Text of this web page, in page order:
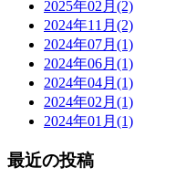
2025年02月(2)
2024年11月(2)
2024年07月(1)
2024年06月(1)
2024年04月(1)
2024年02月(1)
2024年01月(1)
最近の投稿